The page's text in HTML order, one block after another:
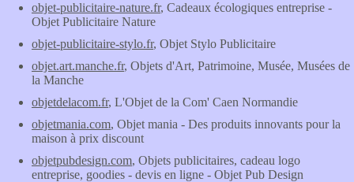
objet-publicitaire-nature.fr, Cadeaux écologiques entreprise -
Objet Publicitaire Nature
objet-publicitaire-stylo.fr, Objet Stylo Publicitaire
objet.art.manche.fr, Objets d'Art, Patrimoine, Musée, Musées de
la Manche
objetdelacom.fr, L'Objet de la Com' Caen Normandie
objetmania.com, Objet mania - Des produits innovants pour la
maison à prix discount
objetpubdesign.com, Objets publicitaires, cadeau logo
entreprise, goodies - devis en ligne - Objet Pub Design